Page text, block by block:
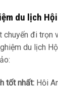
du lịch
đi trọn
du lịch
tốt nhất:Hội